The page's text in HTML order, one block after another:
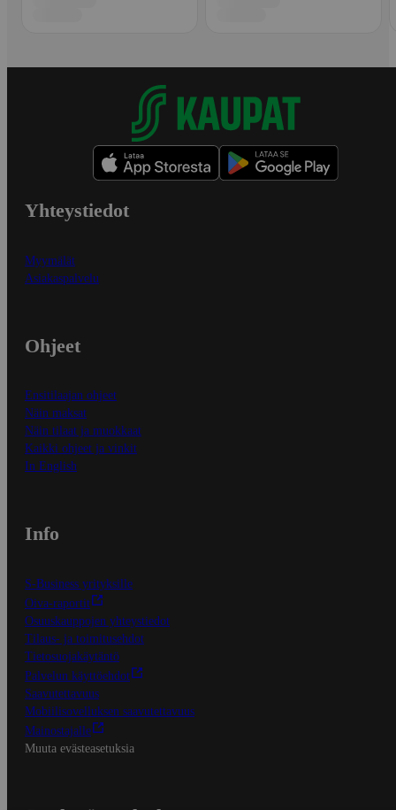
Yhteystiedot
Myymälät
Asiakaspalvelu
Ohjeet
Ensitilaajan ohjeet
Näin maksat
Näin tilaat ja muokkaat
Kaikki ohjeet ja vinkit
In English
Info
S-Business yrityksille
Oiva-raportit
Osuuskauppojen yhteystiedot
Tilaus- ja toimitusehdot
Tietosuojakäytäntö
Palvelun käyttöehdot
Saavutettavuus
Mobiilisovelluksen saavutettavuus
Mainostajalle
Muuta evästeasetuksia